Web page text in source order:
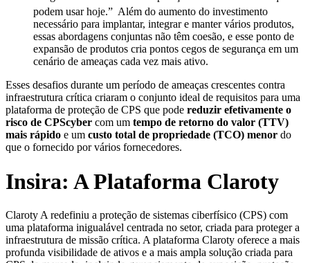
podem usar hoje.” Além do aumento do investimento
necessário para implantar, integrar e manter vários produtos,
essas abordagens conjuntas não têm coesão, e esse ponto de
expansão de produtos cria pontos cegos de segurança em um
cenário de ameaças cada vez mais ativo.
Esses desafios durante um período de ameaças crescentes contra
infraestrutura crítica criaram o conjunto ideal de requisitos para uma
plataforma de proteção de CPS que pode reduzir efetivamente o
risco de CPScyber com um tempo de retorno do valor (TTV)
mais rápido e um custo total de propriedade (TCO) menor do
que o fornecido por vários fornecedores.
Insira: A Plataforma Claroty
Claroty A redefiniu a proteção de sistemas ciberfísico (CPS) com
uma plataforma inigualável centrada no setor, criada para proteger a
infraestrutura de missão crítica. A plataforma Claroty oferece a mais
profunda visibilidade de ativos e a mais ampla solução criada para